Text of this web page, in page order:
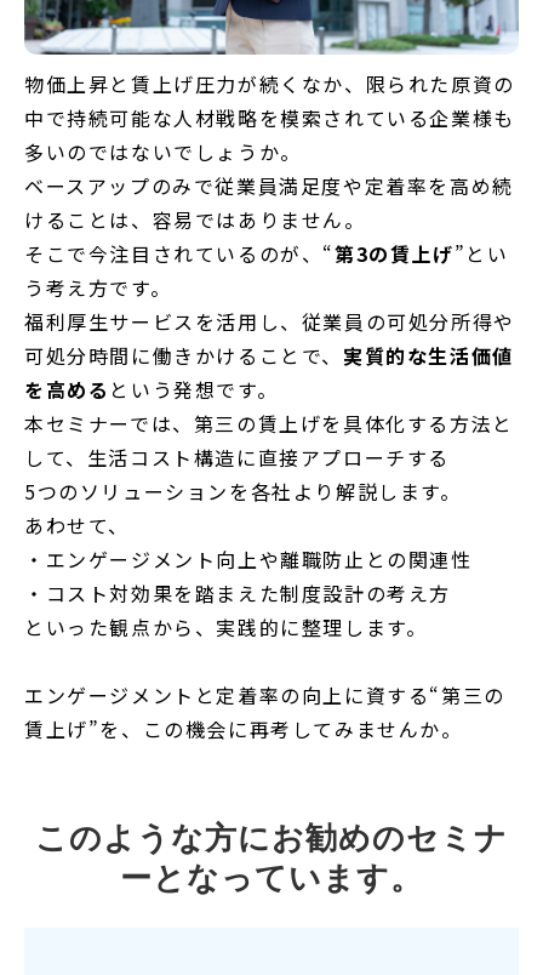
物価上昇と賃上げ圧力が続くなか、限られた原資の
中で持続可能な人材戦略を模索されている企業様も
多いのではないでしょうか。
ベースアップのみで従業員満足度や定着率を高め続
けることは、容易ではありません。
そこで今注目されているのが、“第3の賃上げ”とい
う考え方です。
福利厚生サービスを活用し、従業員の可処分所得や
可処分時間に働きかけることで、 実質的な生活価値
を高める という発想です。
本セミナーでは、第三の賃上げを具体化する方法と
して、生活コスト構造に直接アプローチする
5つのソリューションを各社より解説します。
あわせて、
・エンゲージメント向上や離職防止との関連性
・コスト対効果を踏まえた制度設計の考え方
といった観点から、実践的に整理します。
エンゲージメントと定着率の向上に資する“第三の
賃上げ”を、この機会に再考してみませんか。
このような方にお勧めのセミナ
ーとなっています。